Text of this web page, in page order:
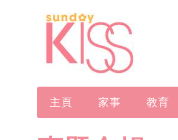
主頁 家事 教育